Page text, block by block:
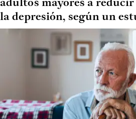
adultos mayores a
la depresión, según un